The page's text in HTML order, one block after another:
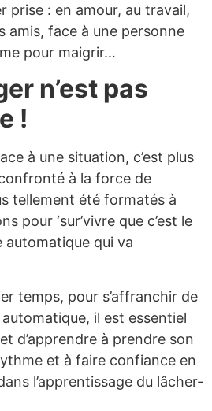
prise : en amour, au travail,
amis, face à une personne
pour maigrir…
n’est pas
!
à une situation, c’est plus
à la force de
tellement été formatés à
pour ‘sur’vivre que c’est le
qui va
temps, pour s’affranchir de
il est essentiel
d’apprendre à prendre son
et à faire confiance en
l’apprentissage du lâcher-